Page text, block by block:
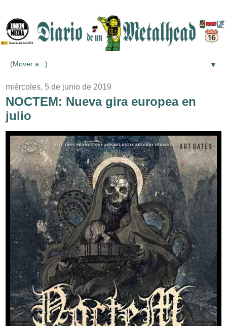
▼
miércoles, 5 de junio de 2019
NOCTEM: Nueva gira europea en
julio